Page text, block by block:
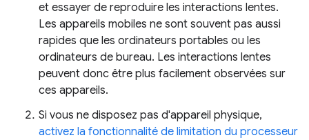
et essayer de reproduire les interactions lentes.
Les appareils mobiles ne sont souvent pas aussi
rapides que les ordinateurs portables ou les
ordinateurs de bureau. Les interactions lentes
peuvent donc être plus facilement observées sur
ces appareils.
Si vous ne disposez pas d'appareil physique,
activez la fonctionnalité de limitation du processeur